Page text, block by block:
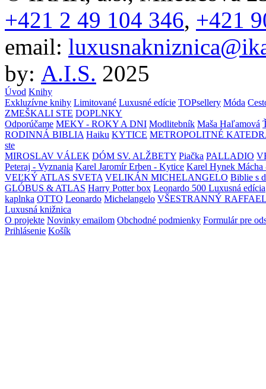
+421 2 49 104 346, +421
email:
by: A.I.S. 2025
Úvod Knihy
Exkluzívne knihy Limitované Luxusné edície TOPsellery Móda
ZMEŠKALI STE DOPLNKY
Odporúčame MEKY - ROKY A DNI Modlitebník Maša Haľamová
RODINNÁ BIBLIA Haiku KYTICE METROPOLITNÉ
ste
MIROSLAV VÁLEK DÓM SV. ALŽBETY Piačka PALLADIO
Peteraj - Vyznania Karel Jaromír Erben - Kytice Karel Hynek Mácha
VEĽKÝ ATLAS SVETA VELIKÁN MICHELANGELO Biblie s
GLÓBUS & ATLAS Harry Potter box Leonardo 500 Luxusná edícia
kaplnka OTTO Leonardo Michelangelo VŠESTRANNÝ
Luxusná knižnica
O projekte Novinky emailom Obchodné podmienky Formulár pre
Prihlásenie Košík